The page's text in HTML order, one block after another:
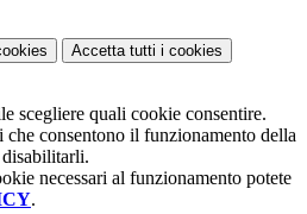
Accetta tutti i cookies
scegliere quali cookie consentire.
consentono il funzionamento della
necessari al funzionamento potete
.